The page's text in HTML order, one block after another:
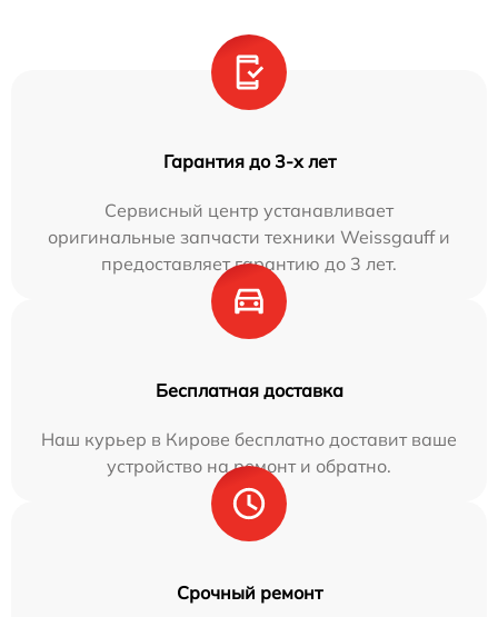
Гарантия до 3-х лет
Сервисный центр устанавливает
оригинальные запчасти техники Weissgauff и
предоставляет гарантию до 3 лет.
Бесплатная доставка
Наш курьер в Кирове бесплатно доставит ваше
устройство на ремонт и обратно.
Срочный ремонт